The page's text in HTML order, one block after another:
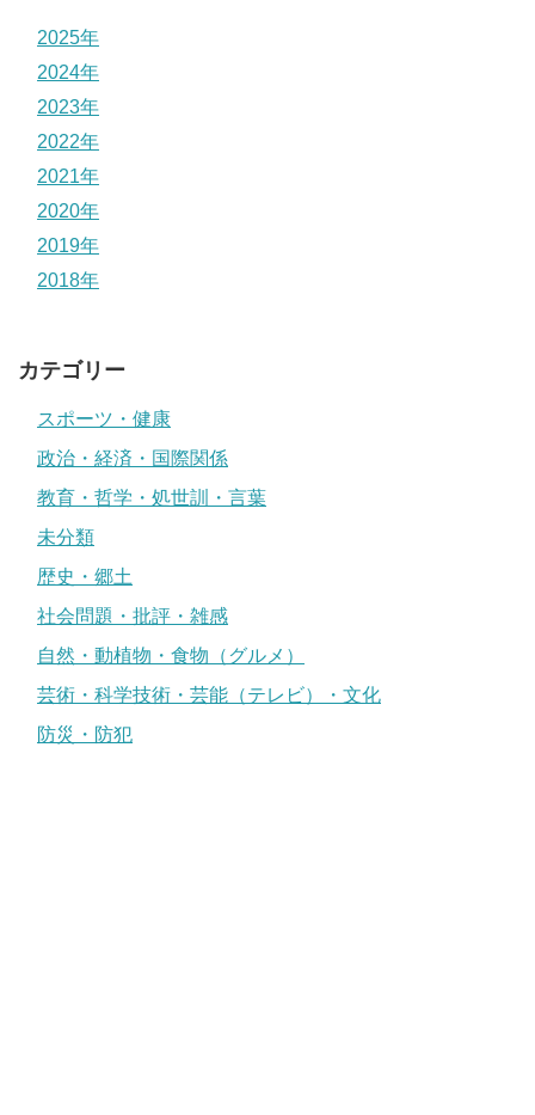
2025年
2024年
2023年
2022年
2021年
2020年
2019年
2018年
カテゴリー
スポーツ・健康
政治・経済・国際関係
教育・哲学・処世訓・言葉
未分類
歴史・郷土
社会問題・批評・雑感
自然・動植物・食物（グルメ）
芸術・科学技術・芸能（テレビ）・文化
防災・防犯